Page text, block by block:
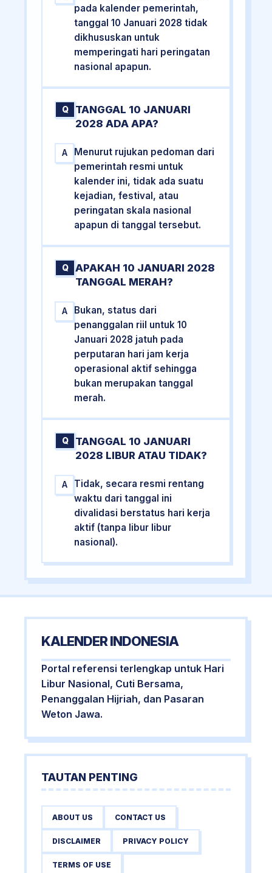
pada kalender pemerintah,
tanggal 10 Januari 2028 tidak
dikhususkan untuk
memperingati hari peringatan
nasional apapun.
Q
TANGGAL 10 JANUARI
2028 ADA APA?
A
Menurut rujukan pedoman dari
pemerintah resmi untuk
kalender ini, tidak ada suatu
kejadian, festival, atau
peringatan skala nasional
apapun di tanggal tersebut.
Q
APAKAH 10 JANUARI 2028
TANGGAL MERAH?
A
Bukan, status dari
penanggalan riil untuk 10
Januari 2028 jatuh pada
perputaran hari jam kerja
operasional aktif sehingga
bukan merupakan tanggal
merah.
Q
TANGGAL 10 JANUARI
2028 LIBUR ATAU TIDAK?
A
Tidak, secara resmi rentang
waktu dari tanggal ini
divalidasi berstatus hari kerja
aktif (tanpa libur libur
nasional).
KALENDER INDONESIA
Portal referensi terlengkap untuk Hari
Libur Nasional, Cuti Bersama,
Penanggalan Hijriah, dan Pasaran
Weton Jawa.
TAUTAN PENTING
ABOUT US CONTACT US
DISCLAIMER PRIVACY POLICY
TERMS OF USE